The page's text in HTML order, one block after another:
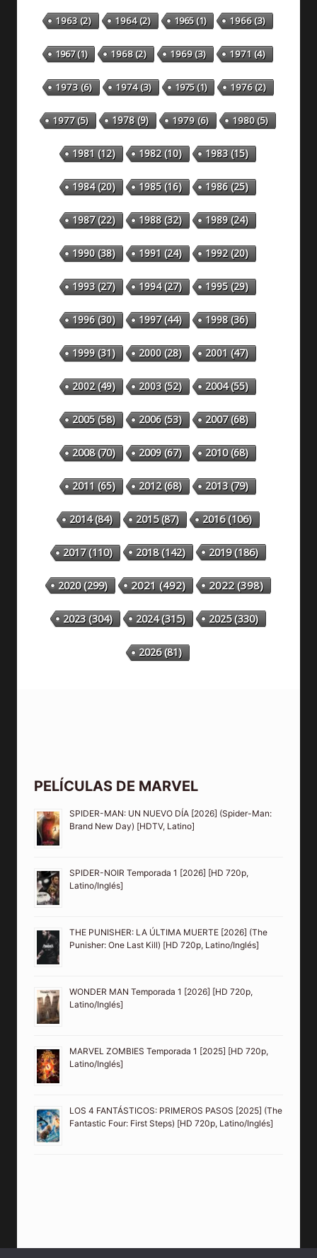
1959(4) 1960(4) 1961(2) 1962(6)
1963(2) 1964(2) 1965(1) 1966(3)
1967(1) 1968(2) 1969(3) 1971(4)
1973(6) 1974(3) 1975(1) 1976(2)
1977(5) 1978(9) 1979 (6) 1980(5)
1981(12) 1982(10) 1983(15)
1984(20) 1985(16) 1986(25)
1987(22) 1988(32) 1989(24)
1990(38) 1991(24) 1992(20)
1993(27) 1994(27) 1995(29)
1996(30) 1997(44) 1998(36)
1999(31) 2000(28) 2001(47)
2002(49) 2003(52) 2004(55)
2005(58) 2006(53) 2007(68)
2008(70) 2009(67) 2010(68)
2011(65) 2012(68) 2013(79)
2014(84) 2015(87) 2016(106)
2017(110) 2018(142) 2019(186)
2020(299) 2021(492) 2022(398)
2024(315)
PELÍCULAS DE MARVEL